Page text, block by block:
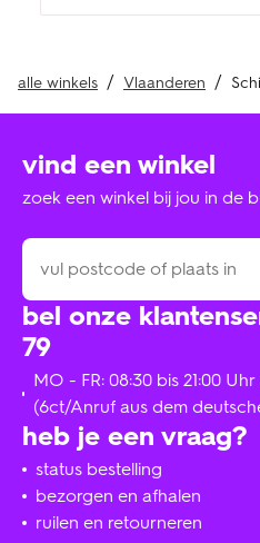
alle winkels Vlaanderen
heb je een vraag?
status bestelling
bezorgen en afhalen
ruilen en retourneren
bel onze
79
MO - FR: 08:30 bis 21:00 Uhr
(6ct/Anruf aus dem
vind een winkel
zoek een winkel bij jou in de